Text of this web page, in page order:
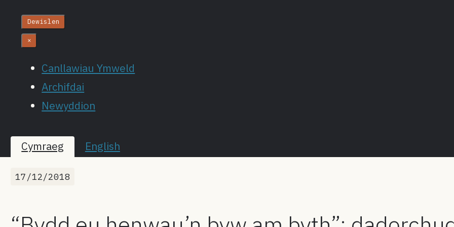
Dewislen
×
Canllawiau Ymweld
Archifdai
Newyddion
Cymraeg English
17/12/2018